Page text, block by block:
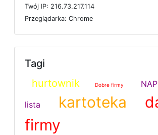
Twój IP: 216.73.217.114
Przeglądarka: Chrome
Tagi
hurtownik
Dobre firmy NAP
lista kartoteka
firmy